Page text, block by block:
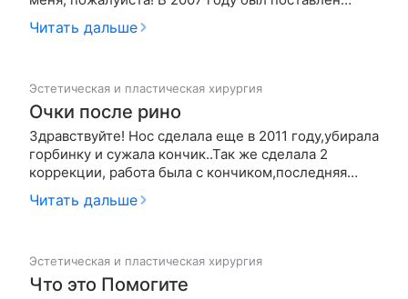
диагноз: Иммунная тромбоцитопения и лейкопения.
Миэлограмма атипичных клеток не выявила.
Читать дальше
Эстетическая и пластическая хирургия
Очки после рино
Здравствуйте! Нос сделала еще в 2011 году,убирала
горбинку и сужала кончик..Так же сделала 2
коррекции, работа была с кончиком,последняя
была в апреле этого года. Сейчас беспокоит то , что
когда одеваю легкие очки , то болит спинка носа..
Читать дальше
Эстетическая и пластическая хирургия
Что это Помогите